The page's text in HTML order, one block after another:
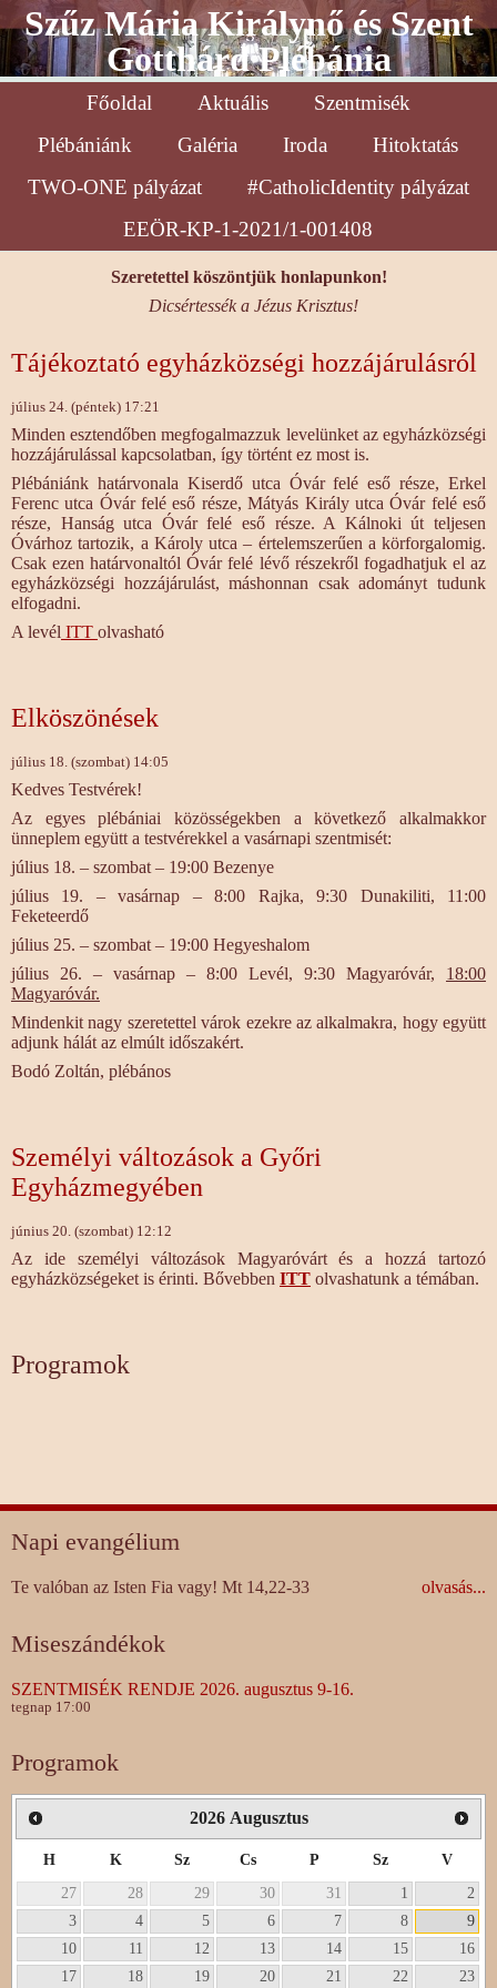
Szűz Mária Királynő és Szent
Gotthárd Plébánia
Főoldal Aktuális
Szentmisék
Plébániánk
Galéria Iroda
Hitoktatás
TWO-ONE pályázat
#CatholicIdentity pályázat
EEÖR-KP-1-2021/1-001408
Szeretettel köszöntjük honlapunkon!
Dicsértessék a Jézus Krisztus!
Tájékoztató egyházközségi hozzájárulásról
július 24. (péntek) 17:21
Minden esztendőben megfogalmazzuk levelünket az egyházközségi
hozzájárulással kapcsolatban, így történt ez most is.
Plébániánk határvonala Kiserdő utca Óvár felé eső része, Erkel
Ferenc utca Óvár felé eső része, Mátyás Király utca Óvár felé eső
része, Hanság utca Óvár felé eső része. A Kálnoki út teljesen
Óvárhoz tartozik, a Károly utca – értelemszerűen a körforgalomig.
Csak ezen határvonaltól Óvár felé lévő részekről fogadhatjuk el az
egyházközségi hozzájárulást, máshonnan csak adományt tudunk
elfogadni.
A levél ITT olvasható
Elköszönések
július 18. (szombat) 14:05
Kedves Testvérek!
Az egyes plébániai közösségekben a következő alkalmakkor
ünneplem együtt a testvérekkel a vasárnapi szentmisét:
július 18. – szombat – 19:00 Bezenye
július 19. – vasárnap – 8:00 Rajka, 9:30 Dunakiliti, 11:00
Feketeerdő
július 25. – szombat – 19:00 Hegyeshalom
július 26. – vasárnap – 8:00 Levél, 9:30 Magyaróvár, 18:00
Magyaróvár.
Mindenkit nagy szeretettel várok ezekre az alkalmakra, hogy együtt
adjunk hálát az elmúlt időszakért.
Bodó Zoltán, plébános
Személyi változások a Győri
Egyházmegyében
június 20. (szombat) 12:12
Az ide személyi változások Magyaróvárt és a hozzá tartozó
egyházközségeket is érinti. Bővebben ITT olvashatunk a témában.
Programok
Napi evangélium
Te valóban az Isten Fia vagy! Mt 14,22-33 olvasás...
Miseszándékok
SZENTMISÉK RENDJE 2026. augusztus 9-16.
tegnap 17:00
Programok
2026 Augusztus
H K Sz Cs P Sz
V
27
28 29 30 31 1
2
3
4 5 6 7 8
9
10
11 12 13 14 15
16
17
18 19 20 21 22 23